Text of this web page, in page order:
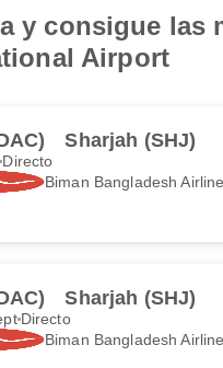
y consigue las
Airport
Sharjah (SHJ)
Directo
Biman Bangladesh
Sharjah (SHJ)
Directo
Biman Bangladesh